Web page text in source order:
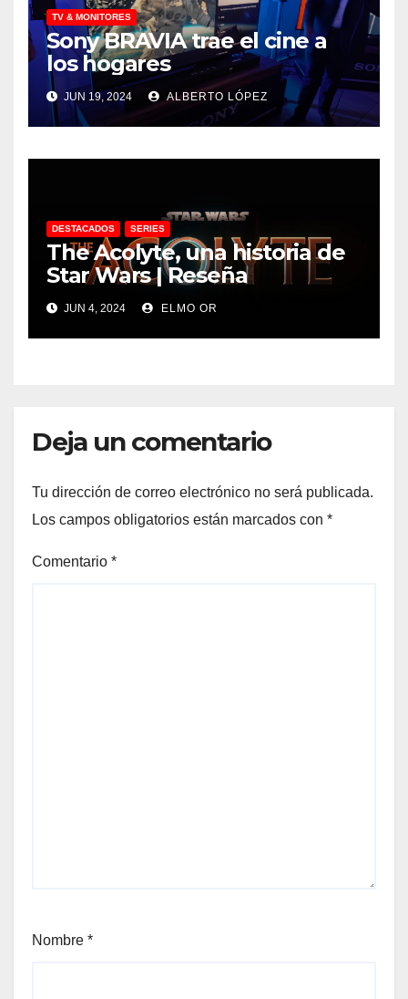
TV & MONITORES
Sony BRAVIA trae el cine a
los hogares
JUN 19, 2024 ALBERTO LÓPEZ
DESTACADOS SERIES
The Acolyte, una historia de
Star Wars | Reseña
JUN 4, 2024 ELMO OR
Deja un comentario
Tu dirección de correo electrónico no será publicada.
Los campos obligatorios están marcados con *
Comentario *
Nombre *